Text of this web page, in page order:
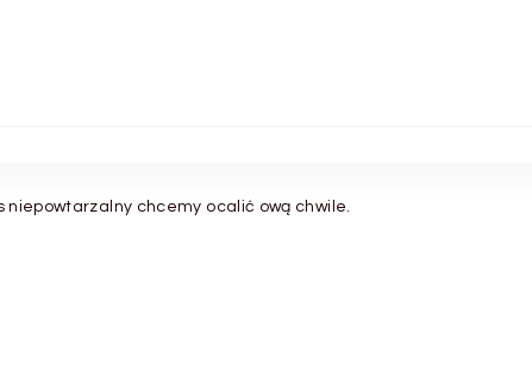
niepowtarzalny chcemy ocalić ową chwile.